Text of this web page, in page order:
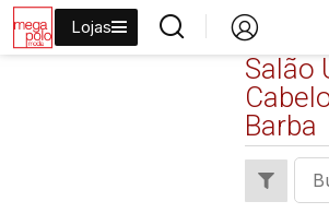
Lojas
Salão
Barba